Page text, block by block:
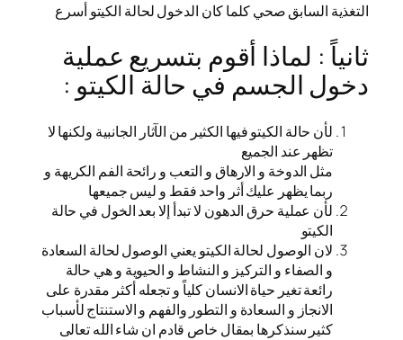
التغذية السابق صحي كلما كان الدخول لحالة الكيتو أسرع
ثانياً : لماذا أقوم بتسريع عملية
دخول الجسم في حالة الكيتو :
لأن حالة الكيتو فيها الكثير من الآثار الجانبية ولكنها لا
تظهر عند الجميع
مثل الدوخة و الارهاق و التعب و رائحة الفم الكريهة و
ربما يظهر عليك أثر واحد فقط و ليس جميعها
لأن عملية حرق الدهون لا تبدأ إلا بعد الخول في حالة
الكيتو
لان الوصول لحالة الكيتو يعني الوصول لحالة السعادة
و الصفاء و التركيز و النشاط و الحيوية و هي حالة
رائعة تغير حياة الانسان كلياً و تجعله أكثر مقدرة على
الانجاز و السعادة و التطور والفهم و الاستنتاج لأسباب
كثير سنذكرها بمقال خاص قادم ان شاء الله تعالى